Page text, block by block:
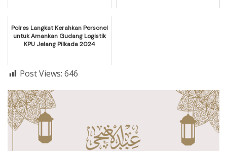
Polres Langkat Kerahkan Personel
untuk Amankan Gudang Logistik
KPU Jelang Pilkada 2024
Post Views: 646